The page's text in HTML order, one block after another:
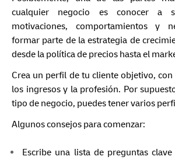
cualquier negocio es conocer a
motivaciones, comportamientos y
formar parte de la estrategia de
desde la política de precios hasta el
Crea un perfil de tu cliente objetivo,
los ingresos y la profesión. Por
tipo de negocio, puedes tener varios
Algunos consejos para comenzar:
Escribe una lista de preguntas